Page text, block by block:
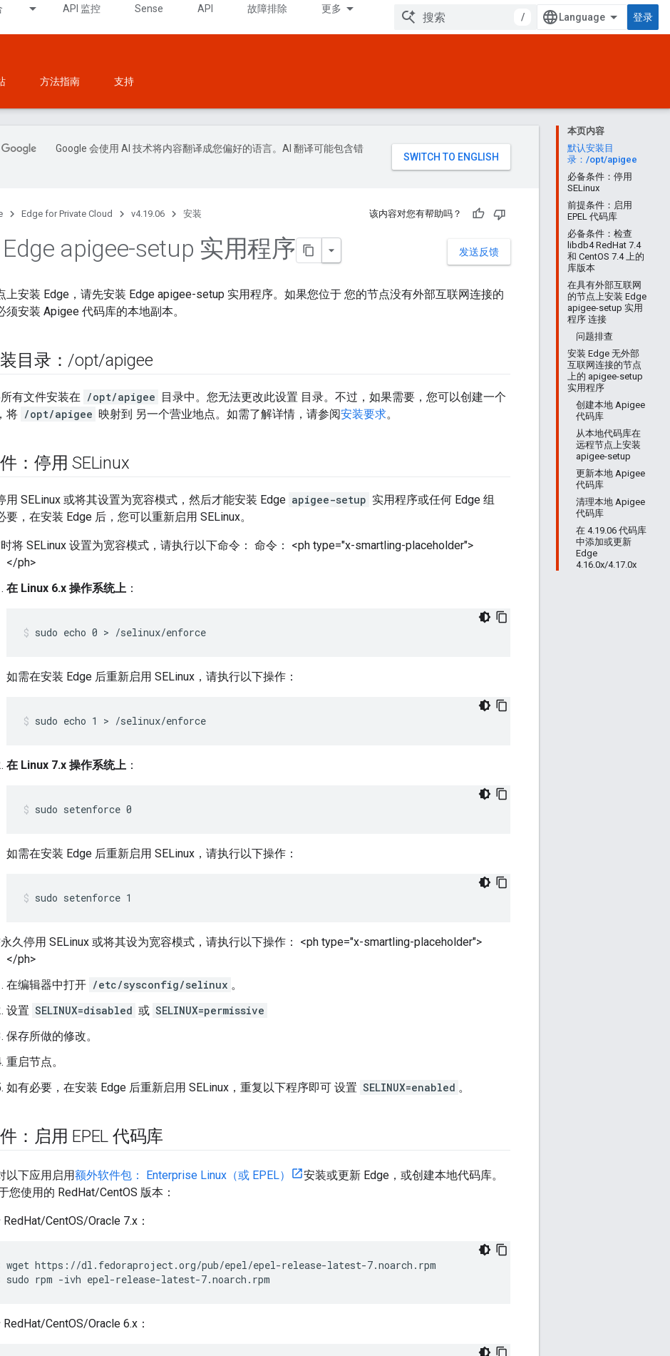
API 监控 Sense API 故障排除 更多
/ 登录
方法指南 支持
本页内容
默认安装目
录：/opt/apigee
必备条件：停用
SELinux
前提条件：启用
EPEL 代码库
必备条件：检查
libdb4 RedHat 7.4
和 CentOS 7.4 上的
库版本
在具有外部互联网
的节点上安装 Edge
apigee-setup 实用
程序 连接
问题排查
安装 Edge 无外部
互联网连接的节点
上的 apigee-setup
实用程序
创建本地 Apigee
代码库
从本地代码库在
远程节点上安装
apigee-setup
更新本地 Apigee
代码库
清理本地 Apigee
代码库
在 4.19.06 代码库
中添加或更新
Edge
4.16.0x/4.17.0x
Google 会使用 AI 技术将内容翻译成您偏好的语言。AI 翻译可能包含错
Edge for Private Cloud v4.19.06 安装 该内容对您有帮助吗？
发送反馈
apigee-setup 实用程序
上安装 Edge，请先安装 Edge apigee-setup 实用程序。如果您位于 您的节点没有外部互联网连接的
须安装 Apigee 代码库的本地副本。
目录： /opt/apigee
有文件安装在 /opt/apigee 目录中。您无法更改此设置 目录。不过，如果需要，您可以创建一个
将 /opt/apigee 映射到 另一个营业地点。如需了解详情，请参阅安装要求。
：停用 SELinux
用 SELinux 或将其设置为宽容模式，然后才能安装 Edge apigee-setup 实用程序或任何 Edge 组
要，在安装 Edge 后，您可以重新启用 SELinux。
将 SELinux 设置为宽容模式，请执行以下命令： 命令： <ph type="x-smartling-placeholder">
</ph>
在 Linux 6.x 操作系统上 ：
sudo echo 0 > /selinux/enforce
如需在安装 Edge 后重新启用 SELinux，请执行以下操作：
sudo echo 1 > /selinux/enforce
在 Linux 7.x 操作系统上 ：
sudo setenforce 0
如需在安装 Edge 后重新启用 SELinux，请执行以下操作：
sudo setenforce 1
久停用 SELinux 或将其设为宽容模式，请执行以下操作：
<ph type="x-smartling-placeholder">
</ph>
在编辑器中打开 /etc/sysconfig/selinux 。
设置 SELINUX=disabled 或 SELINUX=permissive
保存所做的修改。
重启节点。
如有必要，在安装 Edge 后重新启用 SELinux，重复以下程序即可 设置 SELINUX=enabled 。
：启用 EPEL 代码库
以下应用启用额外软件包： Enterprise Linux（或 EPEL）
安装或更新 Edge，或创建本地代码库。
您使用的 RedHat/CentOS 版本：
CentOS/Oracle 7.x：
sudo rpm -ivh epel-release-latest-7.noarch.rpm
CentOS/Oracle 6.x：